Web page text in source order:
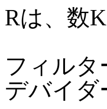
Rは、数
フィル
デバイダ